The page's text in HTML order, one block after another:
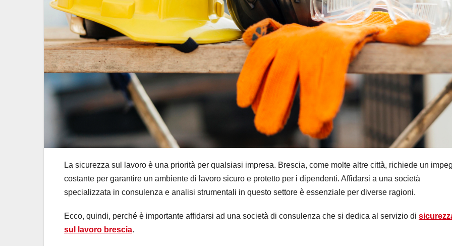
La sicurezza sul lavoro è una priorità per qualsiasi impresa. Brescia, come molte altre città, richiede un
costante per garantire un ambiente di lavoro sicuro e protetto per i dipendenti. Affidarsi a una società
specializzata in consulenza e analisi strumentali in questo settore è essenziale per diverse ragioni.
Ecco, quindi, perché è importante affidarsi ad una società di consulenza che si dedica al servizio di
sul lavoro brescia.